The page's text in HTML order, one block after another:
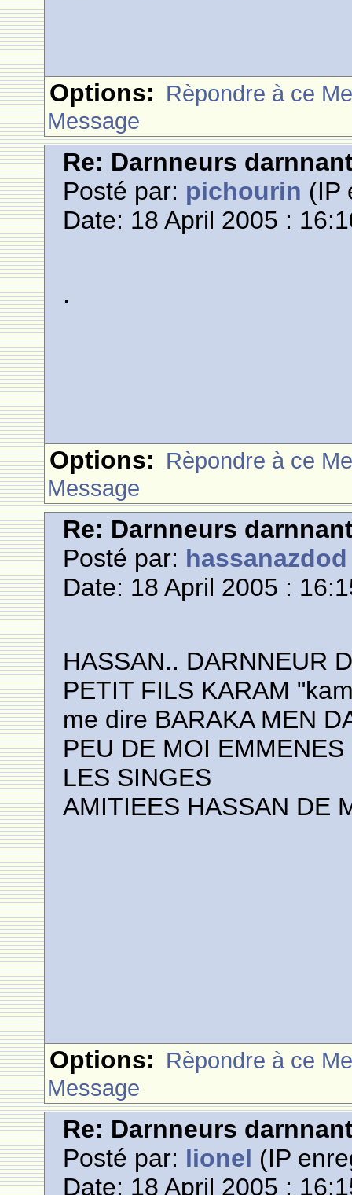
Options: Rèpondre à ce
Message
Re: Darnneurs
Posté par: pichourin (IP
Date: 18 April 2005 :
.
Options: Rèpondre à ce
Message
Re: Darnneurs
Posté par: hassanazdod
Date: 18 April 2005 :
HASSAN.. DARNNEUR
PETIT FILS KARAM
me dire BARAKA MEN
PEU DE MOI
LES SINGES
AMITIEES HASSAN DE
Options: Rèpondre à ce
Message
Re: Darnneurs
Posté par: lionel (IP
Date: 18 April 2005 :